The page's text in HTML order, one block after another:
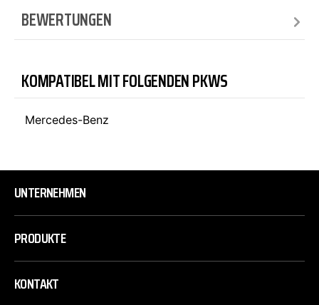
BEWERTUNGEN
KOMPATIBEL MIT FOLGENDEN PKWS
Mercedes-Benz
UNTERNEHMEN
PRODUKTE
KONTAKT